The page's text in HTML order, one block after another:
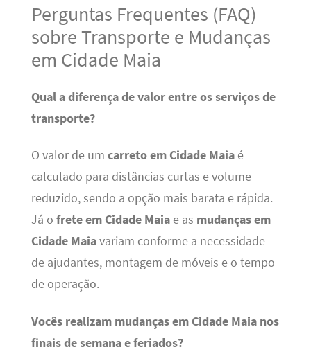
Perguntas Frequentes (FAQ)
sobre Transporte e Mudanças
em Cidade Maia
Qual a diferença de valor entre os serviços de
transporte?
O valor de um carreto em Cidade Maiaé
calculado para distâncias curtas e volume
reduzido, sendo a opção mais barata e rápida.
Já o frete em Cidade Maiae as mudanças em
Cidade Maiavariam conforme a necessidade
de ajudantes, montagem de móveis e o tempo
de operação.
Vocês realizam mudanças em Cidade Maia nos
finais de semana e feriados?